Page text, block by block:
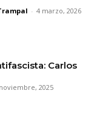
- 4 marzo, 2026
Carlos
2025